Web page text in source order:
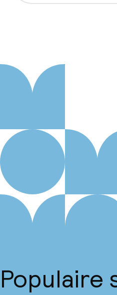
Populaire